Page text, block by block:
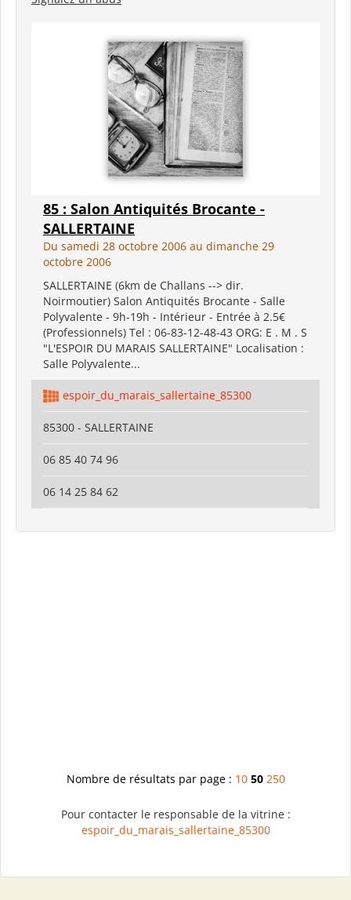
85 : Salon Antiquités Brocante -
SALLERTAINE
Du samedi 28 octobre 2006 au dimanche 29
octobre 2006
SALLERTAINE (6km de Challans --> dir.
Noirmoutier) Salon Antiquités Brocante - Salle
Polyvalente - 9h-19h - Intérieur - Entrée à 2.5€
(Professionnels) Tel : 06-83-12-48-43 ORG: E . M . S
"L'ESPOIR DU MARAIS SALLERTAINE" Localisation :
Salle Polyvalente...
espoir_du_marais_sallertaine_85300
85300 - SALLERTAINE
06 85 40 74 96
06 14 25 84 62
Nombre de résultats par page : 10 50 250
Pour contacter le responsable de la vitrine :
espoir_du_marais_sallertaine_85300